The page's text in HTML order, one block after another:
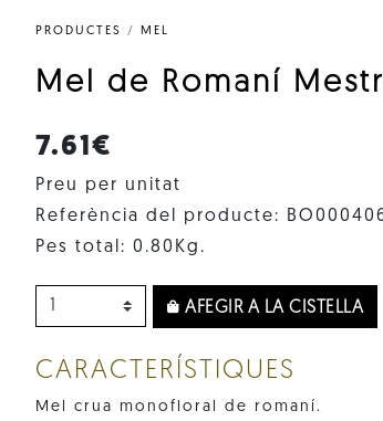
PRODUCTES / MEL
Mel de Romaní
7.61€
Preu per unitat
Referència del producte:
Pes total: 0.80Kg.
AFEGIR A LA CISTELLA
CARACTERÍSTIQUES
Mel crua monofloral de romaní.